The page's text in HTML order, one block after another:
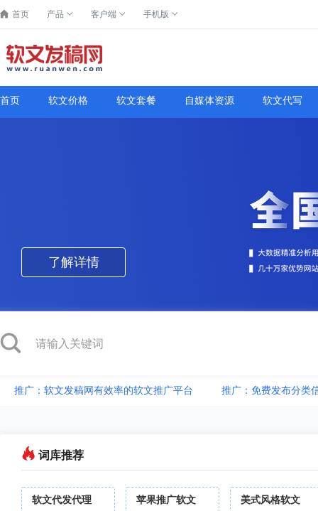
首页 产品 客户端 手机版
首页 软文价格 软文套餐 自媒体资源 软文代写
了解详情
推广：软文发稿网有效率的软文推广平台 推广：免费发布分类
词库推荐
软文代发代理 苹果推广软文 美式风格软文